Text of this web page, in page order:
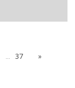
... 37 »